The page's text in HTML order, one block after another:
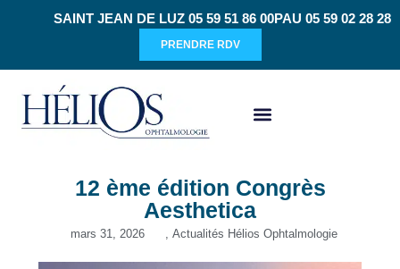
SAINT JEAN DE LUZ 05 59 51 86 00PAU 05 59 02 28 28
PRENDRE RDV
12 ème édition Congrès
Aesthetica
mars 31, 2026 , Actualités Hélios Ophtalmologie